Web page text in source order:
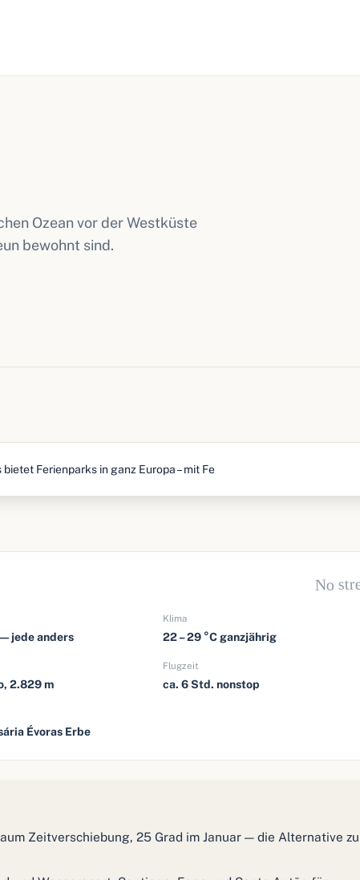
Ozean vor der Westküste
bewohnt sind.
Ferienparks in ganz Europa – mit Fe
No
jede anders
Klima
22 – 29 °C ganzjährig
2.829 m
Flugzeit
ca. 6 Std. nonstop
Évoras Erbe
Zeitverschiebung, 25 Grad im Januar — die Alternative